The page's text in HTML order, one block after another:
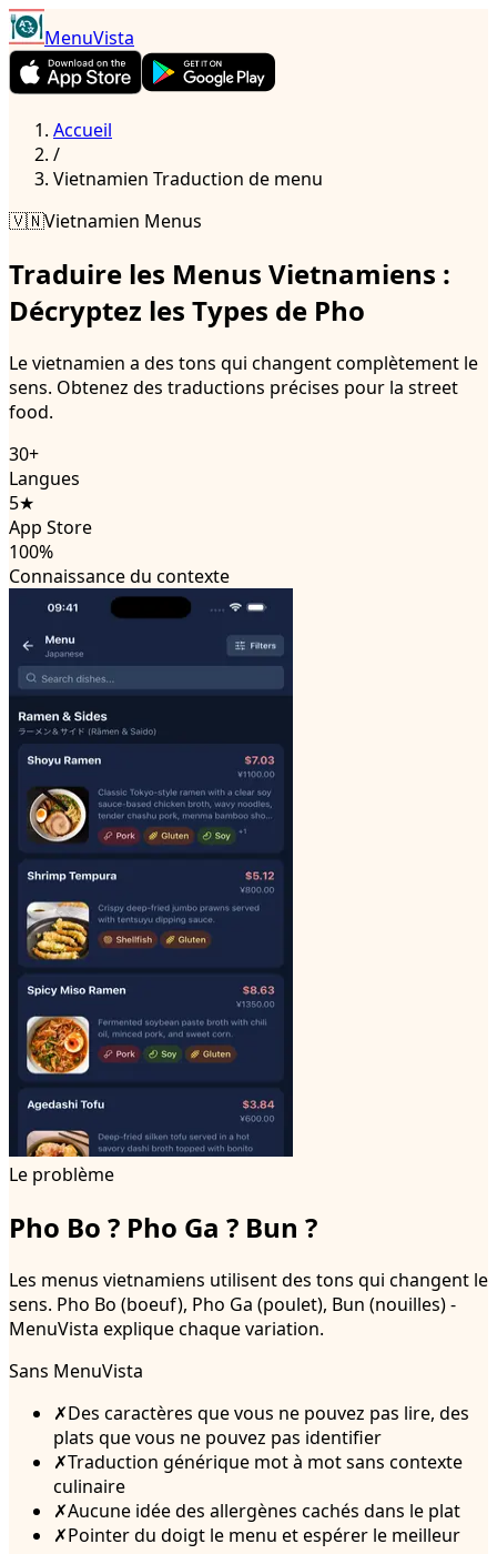
MenuVista
Accueil
/
Vietnamien Traduction de menu
🇻🇳Vietnamien Menus
Traduire les Menus Vietnamiens :
Décryptez les Types de Pho
Le vietnamien a des tons qui changent complètement le
sens. Obtenez des traductions précises pour la street
food.
30+
Langues
5★
App Store
100%
Connaissance du contexte
Le problème
Pho Bo ? Pho Ga ? Bun ?
Les menus vietnamiens utilisent des tons qui changent le
sens. Pho Bo (boeuf), Pho Ga (poulet), Bun (nouilles) -
MenuVista explique chaque variation.
Sans MenuVista
✗Des caractères que vous ne pouvez pas lire, des
plats que vous ne pouvez pas identifier
✗Traduction générique mot à mot sans contexte
culinaire
✗Aucune idée des allergènes cachés dans le plat
✗Pointer du doigt le menu et espérer le meilleur